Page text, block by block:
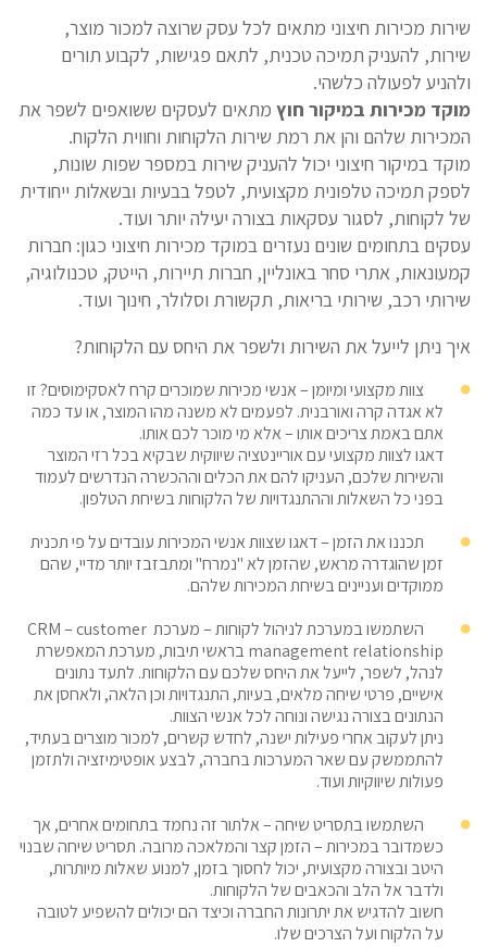
שירות מכירות חיצוני מתאים לכל עסק שרוצה למכור מוצר,
שירות, להעניק תמיכה טכנית, לתאם פגישות, לקבוע תורים
ולהניע לפעולה כלשהי.
מוקד מכירות במיקור חוץ מתאים לעסקים ששואפים לשפר את
המכירות שלהם והן את רמת שירות הלקוחות וחווית הלקוח.
מוקד במיקור חיצוני יכול להעניק שירות במספר שפות שונות,
לספק תמיכה טלפונית מקצועית, לטפל בבעיות ובשאלות ייחודית
של לקוחות, לסגור עסקאות בצורה יעילה יותר ועוד.
עסקים בתחומים שונים נעזרים במוקד מכירות חיצוני כגון: חברות
קמעונאות, אתרי סחר באונליין, חברות תיירות, הייטק, טכנולוגיה,
שירותי רכב, שירותי בריאות, תקשורת וסלולר, חינוך ועוד.
איך ניתן לייעל את השירות ולשפר את היחס עם הלקוחות?
צוות מקצועי ומיומן – אנשי מכירות שמוכרים קרח לאסקימוסים? זו
לא אגדה קרה ואורבנית. לפעמים לא משנה מהו המוצר, או עד כמה
אתם באמת צריכים אותו – אלא מי מוכר לכם אותו.
דאגו לצוות מקצועי עם אוריינטציה שיווקית שבקיא בכל רזי המוצר
והשירות שלכם, העניקו להם את הכלים וההכשרה הנדרשים לעמוד
בפני כל השאלות וההתנגדויות של הלקוחות בשיחת הטלפון.
תכננו את הזמן – דאגו שצוות אנשי המכירות עובדים על פי תכנית
זמן שהוגדרה מראש, שהזמן לא "נמרח" ומתבזבז יותר מדיי, שהם
ממוקדים ועניינים בשיחת המכירות שלהם.
השתמשו במערכת לניהול לקוחות – מערכת
CRM– customer
management relationshipבראשי תיבות, מערכת המאפשרת
לנהל, לשפר, לייעל את היחס שלכם עם הלקוחות. לתעד נתונים
אישיים, פרטי שיחה מלאים, בעיות, התנגדויות וכן הלאה, ולאחסן את
הנתונים בצורה נגישה ונוחה לכל אנשי הצוות.
ניתן לעקוב אחרי פעילות ישנה, לחדש קשרים, למכור מוצרים בעתיד,
להתממשק עם שאר המערכות בחברה, לבצע אופטימיזציה ולתזמן
פעולות שיווקיות ועוד.
השתמשו בתסריט שיחה – אלתור זה נחמד בתחומים אחרים, אך
כשמדובר במכירות – הזמן קצר והמלאכה מרובה. תסריט שיחה שבנוי
היטב ובצורה מקצועית, יכול לחסוך בזמן, למנוע שאלות מיותרות,
ולדבר אל הלב והכאבים של הלקוחות.
חשוב להדגיש את יתרונות החברה וכיצד הם יכולים להשפיע לטובה
על הלקוח ועל הצרכים שלו.